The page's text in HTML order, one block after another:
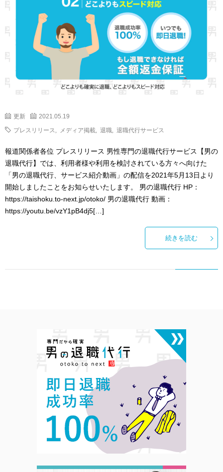
更新 2021.05.19
プレスリリース メディア掲載 退職 退職代行サービス
報道関係者各位 プレスリリース 男性専門の退職代行サービス【男の
退職代行】では、利用者様や利用を検討されている方々へ向けた
「男の退職代行、サービス紹介動画」の配信を2021年5月13日より
開始しましたことをお知らせいたします。 男の退職代行 HP：
https://taishoku.to-next.jp/otoko/ 男の退職代行 動画：
https://youtu.be/vzY1pB4dj5[…]
続きを読む